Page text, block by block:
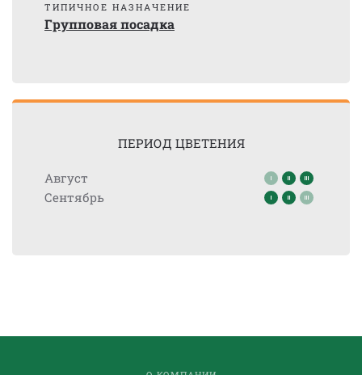
ТИПИЧНОЕ НАЗНАЧЕНИЕ
Групповая посадка
ПЕРИОД ЦВЕТЕНИЯ
Август
Сентябрь